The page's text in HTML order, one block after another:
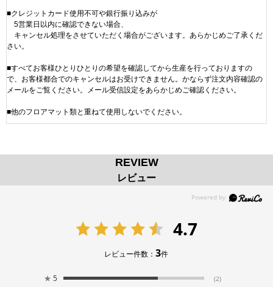
■クレジットカード使用不可や銀行振り込みが
5営業日以内に確認できない場合、
キャンセル処理をさせていただく場合がございます。あらかじめご了承くだ
さい。
■すべてお客様ひとりひとりの希望を確認してから生産を行っておりますの
で、お客様都合でのキャンセルはお受けできません。かならず注文内容確認の
メールをご覧ください。メール受信設定をあらかじめご確認ください。
■他のフロアマット類と重ねて使用しないでください。
REVIEW
レビュー
4.7
レビュー件数：3件
★ 5 (2)